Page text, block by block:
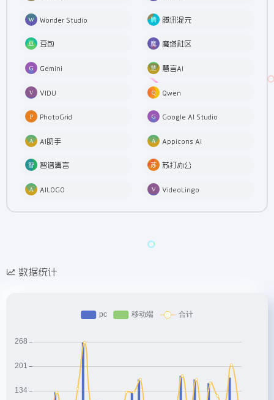
Wonder Studio 腾讯混元
豆包 魔塔社区
Gemini 慧言AI
VIDU Qwen
PhotoGrid Google AI Studio
AI助手 Appicons AI
智谱清言 苏打办公
AILOGO VideoLingo
数据统计